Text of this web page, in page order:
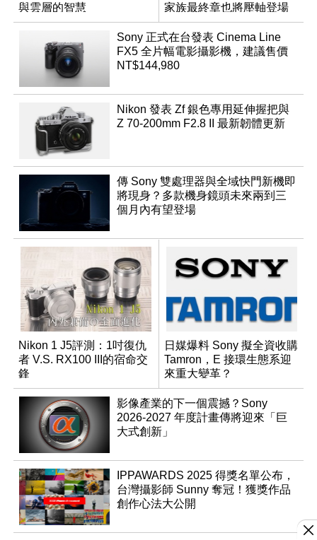
與雲層的智慧
App「Atmos」登場
家族最終章也將壓軸登場
Sony 正式在台發表 Cinema Line
FX5 全片幅電影攝影機，建議售價
NT$144,980
Nikon 發表 Zf 銀色專用延伸握把與
Z 70-200mm F2.8 II 最新韌體更新
傳 Sony 雙處理器與全域快門新機即
將現身？多款機身鏡頭未來兩到三
個月內有望登場
Nikon 1 J5評測：1吋復仇
者 V.S. RX100 III的宿命交
鋒
日媒爆料 Sony 擬全資收購
Tamron，E 接環生態系迎
來重大變革？
影像產業的下一個震撼？Sony
2026-2027 年度計畫傳將迎來「巨
大式創新」
IPPAWARDS 2025 得獎名單公布，
台灣攝影師 Sunny 奪冠！獲獎作品
創作心法大公開